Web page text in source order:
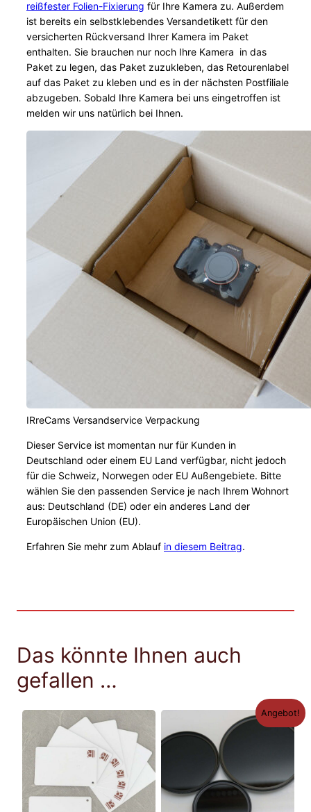
reißfester Folien-Fixierung für Ihre Kamera zu. Außerdem
ist bereits ein selbstklebendes Versandetikett für den
versicherten Rückversand Ihrer Kamera im Paket
enthalten. Sie brauchen nur noch Ihre Kamera in das
Paket zu legen, das Paket zuzukleben, das Retourenlabel
auf das Paket zu kleben und es in der nächsten Postfiliale
abzugeben. Sobald Ihre Kamera bei uns eingetroffen ist
melden wir uns natürlich bei Ihnen.
IRreCams Versandservice Verpackung
Dieser Service ist momentan nur für Kunden in
Deutschland oder einem EU Land verfügbar, nicht jedoch
für die Schweiz, Norwegen oder EU Außengebiete. Bitte
wählen Sie den passenden Service je nach Ihrem Wohnort
aus: Deutschland (DE) oder ein anderes Land der
Europäischen Union (EU).
Erfahren Sie mehr zum Ablauf in diesem Beitrag.
Das könnte Ihnen auch
gefallen …
Angebot!